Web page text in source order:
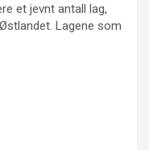
et jevnt antall lag,
Lagene som